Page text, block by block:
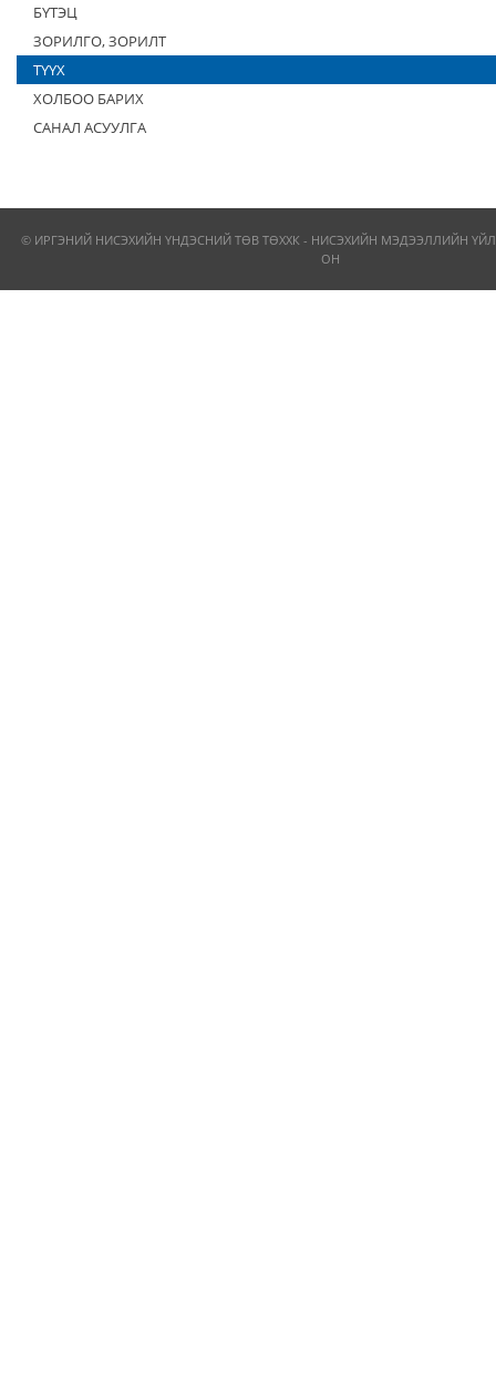
БҮТЭЦ
ЗОРИЛГО, ЗОРИЛТ
ТҮҮХ
ХОЛБОО БАРИХ
САНАЛ АСУУЛГА
© ИРГЭНИЙ НИСЭХИЙН ҮНДЭСНИЙ ТӨВ ТӨХХК - НИСЭХИЙН МЭДЭЭЛЛИЙН
ОН